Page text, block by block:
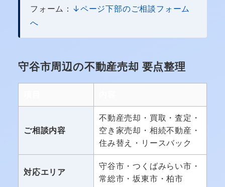
フォーム： ↓ページ下部のご相談フォーム
へ
守谷市周辺の不動産売却 要点整理
ご相談内容
不動産売却・買取・査定・
空き家売却・相続不動産・
住み替え・リースバック
対応エリア
守谷市・つくばみらい市・
常総市・坂東市・柏市